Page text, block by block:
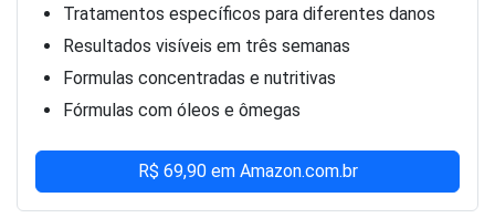
Tratamentos específicos para diferentes danos
Resultados visíveis em três semanas
Formulas concentradas e nutritivas
Fórmulas com óleos e ômegas
R$ 69,90 em Amazon.com.br